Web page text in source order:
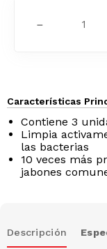
－
Características
Contiene 3
Limpia
las bacterias
10 veces más
jabones
Descripción